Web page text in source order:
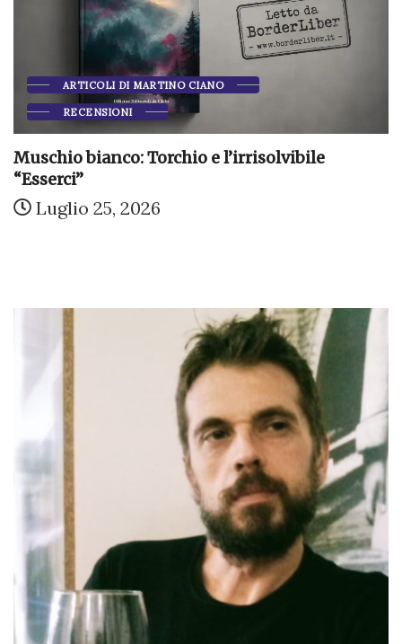
ARTICOLI DI MARTINO CIANO
RECENSIONI
Muschio bianco: Torchio e l’irrisolvibile
“Esserci”
Luglio 25, 2026